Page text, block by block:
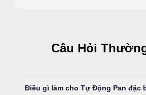
Câu Hỏi
Điều gì làm cho Tự Động Pan đặc